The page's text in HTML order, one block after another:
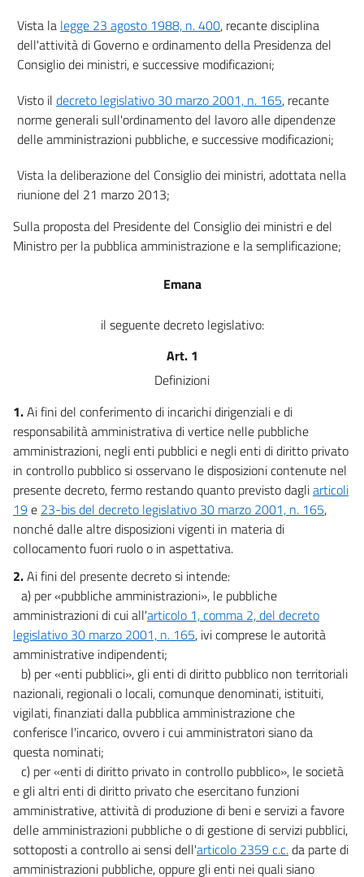
19
Capo VIII
20
21
23
Vista la legge 23 agosto 1988, n. 400, recante disciplina
dell'attività di Governo e ordinamento della Presidenza del
Consiglio dei ministri, e successive modificazioni;
Visto il decreto legislativo 30 marzo 2001, n. 165, recante
norme generali sull'ordinamento del lavoro alle dipendenze
delle amministrazioni pubbliche, e successive modificazioni;
Vista la deliberazione del Consiglio dei ministri, adottata nella
riunione del 21 marzo 2013;
Sulla proposta del Presidente del Consiglio dei ministri e del
Ministro per la pubblica amministrazione e la semplificazione;
Emana
il seguente decreto legislativo:
Art. 1
Definizioni
1.Ai fini del conferimento di incarichi dirigenziali e di
responsabilità amministrativa di vertice nelle pubbliche
amministrazioni, negli enti pubblici e negli enti di diritto privato
in controllo pubblico si osservano le disposizioni contenute nel
presente decreto, fermo restando quanto previsto dagliarticoli
19 e 23-bis del decreto legislativo 30 marzo 2001, n. 165,
nonché dalle altre disposizioni vigenti in materia di
collocamento fuori ruolo o in aspettativa.
2.Ai fini del presente decreto si intende:
a) per «pubbliche amministrazioni», le pubbliche
amministrazioni di cui all'articolo 1, comma 2, del decreto
legislativo 30 marzo 2001, n. 165, ivi comprese le autorità
amministrative indipendenti;
b) per «enti pubblici», gli enti di diritto pubblico non territoriali
nazionali, regionali o locali, comunque denominati, istituiti,
vigilati, finanziati dalla pubblica amministrazione che
conferisce l'incarico, ovvero i cui amministratori siano da
questa nominati;
c) per «enti di diritto privato in controllo pubblico», le società
e gli altri enti di diritto privato che esercitano funzioni
amministrative, attività di produzione di beni e servizi a favore
delle amministrazioni pubbliche o di gestione di servizi pubblici,
sottoposti a controllo ai sensi dell'articolo 2359 c.c.da parte di
amministrazioni pubbliche, oppure gli enti nei quali siano